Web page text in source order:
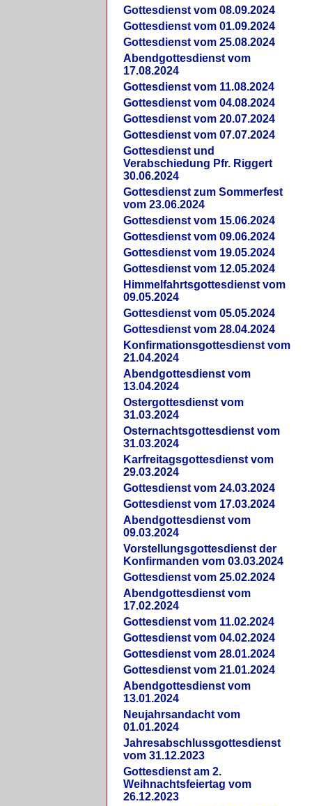
Gottesdienst vom 08.09.2024
Gottesdienst vom 01.09.2024
Gottesdienst vom 25.08.2024
Abendgottesdienst vom
17.08.2024
Gottesdienst vom 11.08.2024
Gottesdienst vom 04.08.2024
Gottesdienst vom 20.07.2024
Gottesdienst vom 07.07.2024
Gottesdienst und
Verabschiedung Pfr. Riggert
30.06.2024
Gottesdienst zum Sommerfest
vom 23.06.2024
Gottesdienst vom 15.06.2024
Gottesdienst vom 09.06.2024
Gottesdienst vom 19.05.2024
Gottesdienst vom 12.05.2024
Himmelfahrtsgottesdienst vom
09.05.2024
Gottesdienst vom 05.05.2024
Gottesdienst vom 28.04.2024
Konfirmationsgottesdienst vom
21.04.2024
Abendgottesdienst vom
13.04.2024
Ostergottesdienst vom
31.03.2024
Osternachtsgottesdienst vom
31.03.2024
Karfreitagsgottesdienst vom
29.03.2024
Gottesdienst vom 24.03.2024
Gottesdienst vom 17.03.2024
Abendgottesdienst vom
09.03.2024
Vorstellungsgottesdienst der
Konfirmanden vom 03.03.2024
Gottesdienst vom 25.02.2024
Abendgottesdienst vom
17.02.2024
Gottesdienst vom 11.02.2024
Gottesdienst vom 04.02.2024
Gottesdienst vom 28.01.2024
Gottesdienst vom 21.01.2024
Abendgottesdienst vom
13.01.2024
Neujahrsandacht vom
01.01.2024
Jahresabschlussgottesdienst
vom 31.12.2023
Gottesdienst am 2.
Weihnachtsfeiertag vom
26.12.2023